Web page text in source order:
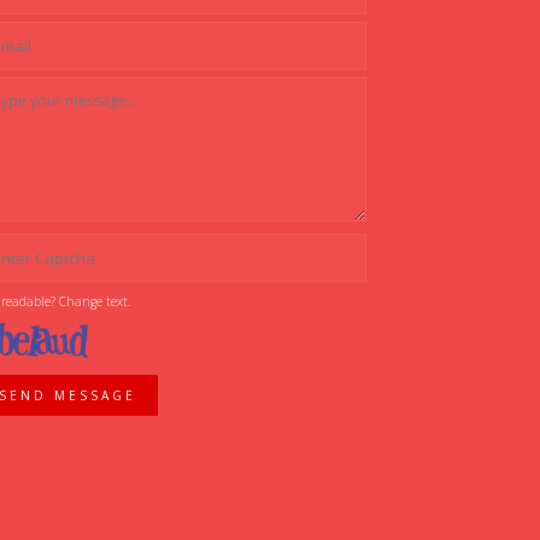
Change text.
SEND MESSAGE